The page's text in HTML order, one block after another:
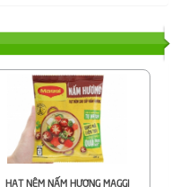
HẠT NÊM NẤM HƯƠNG MAGGI